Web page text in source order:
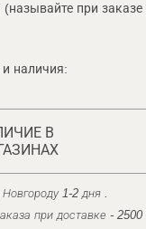
при заказе
наличия:
В
1-2 дня .
при доставке - 2500